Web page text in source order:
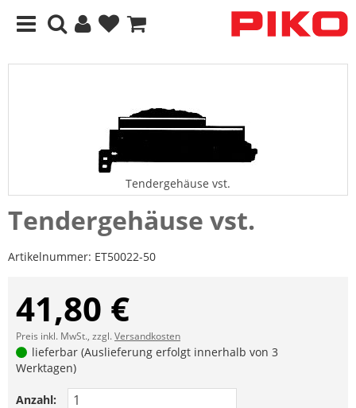
Tendergehäuse vst.
Tendergehäuse vst.
Artikelnummer: ET50022-50
41,80 €
Preis inkl. MwSt., zzgl.Versandkosten
lieferbar (Auslieferung erfolgt innerhalb von 3
Werktagen)
Anzahl: